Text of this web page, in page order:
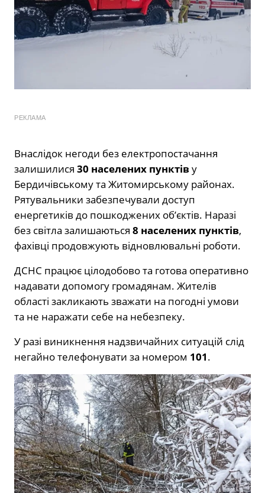
РЕКЛАМА
Внаслідок негоди без електропостачання
залишилися 30 населених пунктіву
Бердичівському та Житомирському районах.
Рятувальники забезпечували доступ
енергетиків до пошкоджених об’єктів. Наразі
без світла залишаються 8 населених пунктів,
фахівці продовжують відновлювальні роботи.
ДСНС працює цілодобово та готова оперативно
надавати допомогу громадянам. Жителів
області закликають зважати на погодні умови
та не наражати себе на небезпеку.
У разі виникнення надзвичайних ситуацій слід
негайно телефонувати за номером 101.